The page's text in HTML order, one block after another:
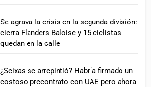
Se agrava la crisis en la segunda división:
cierra Flanders Baloise y 15 ciclistas
quedan en la calle
¿Seixas se arrepintió? Habría firmado un
costoso precontrato con UAE pero ahora